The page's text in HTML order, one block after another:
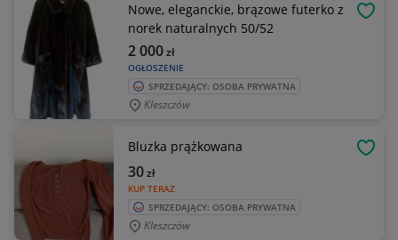
Nowe, eleganckie, brązowe futerko z
norek naturalnych 50/52
OGŁOSZENIE
2 000zł
SPRZEDAJĄCY: OSOBA PRYWATNA
Kleszczów
Bluzka prążkowana
KUP TERAZ
30zł
SPRZEDAJĄCY: OSOBA PRYWATNA
Kleszczów